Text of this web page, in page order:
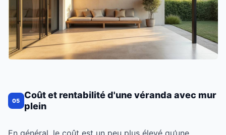
05
Coût et rentabilité d'une véranda avec mur
plein
En général, le coût est un peu plus élevé qu’une